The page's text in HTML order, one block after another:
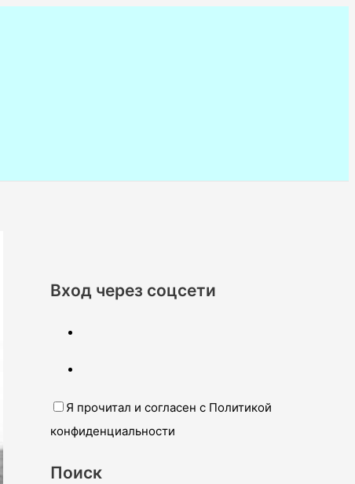
Вход через соцсети
Я прочитал и согласен с Политикой
конфиденциальности
Поиск